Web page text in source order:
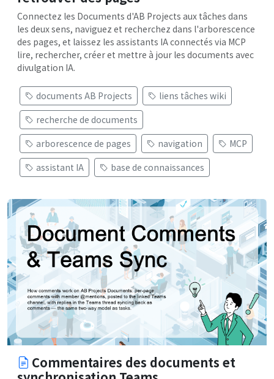
Connectez les Documents d'AB Projects aux tâches dans
les deux sens, naviguez et recherchez dans l'arborescence
des pages, et laissez les assistants IA connectés via MCP
lire, rechercher, créer et mettre à jour les documents avec
divulgation IA.
documents AB Projects
liens tâches wiki
recherche de documents
arborescence de pages
navigation
MCP
assistant IA
base de connaissances
Commentaires des documents et